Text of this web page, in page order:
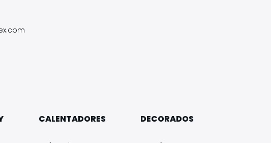
CALENTADORES DECORADOS